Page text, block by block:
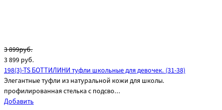
3 899руб.
3 899 руб.
198(3)-TS БОТТИЛИНИ туфли школьные для девочек. (31-38)
Элегантные туфли из натуральной кожи для школы.
профилированная стелька с подсво...
Добавить